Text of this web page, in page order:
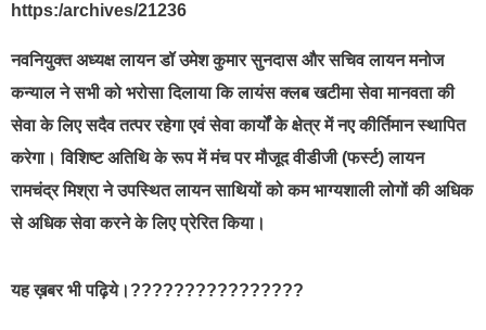
https:/archives/21236
नवनियुक्त अध्यक्ष लायन डॉ उमेश कुमार सुनदास और सचिव लायन मनोज
कन्याल ने सभी को भरोसा दिलाया कि लायंस क्लब खटीमा सेवा मानवता की
सेवा के लिए सदैव तत्पर रहेगा एवं सेवा कार्यों के क्षेत्र में नए कीर्तिमान स्थापित
करेगा। विशिष्ट अतिथि के रूप में मंच पर मौजूद वीडीजी (फर्स्ट) लायन
रामचंद्र मिश्रा ने उपस्थित लायन साथियों को कम भाग्यशाली लोगों की अधिक
से अधिक सेवा करने के लिए प्रेरित किया।
यह ख़बर भी पढ़िये।????????????????